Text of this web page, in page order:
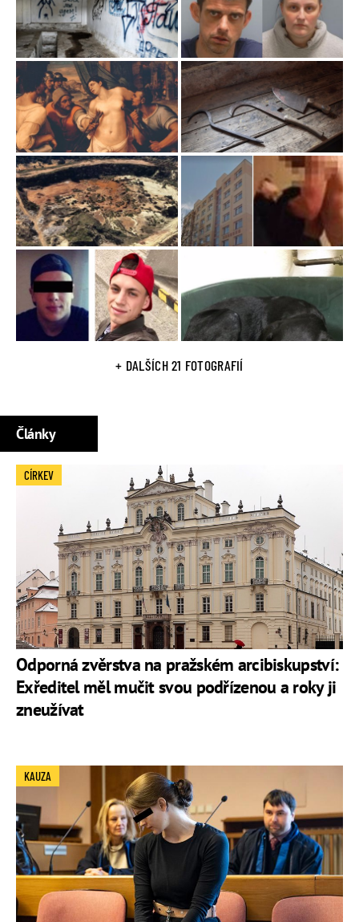
+ DALŠÍCH 21 FOTOGRAFIÍ
Články
Odporná zvěrstva na pražském arcibiskupství:
Exředitel měl mučit svou podřízenou a roky ji
zneužívat
CÍRKEV
KAUZA